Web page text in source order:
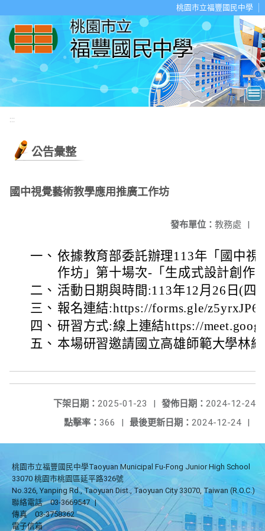
桃園市立福豐國民中學
:::
公告彙整
國中視覺藝術教學應用推廣工作坊
發布單位： 教務處 |
一、 依據教育部委託辦理113年「國中視
作坊」第十場次-「生成式設計創作
二、 活動日期與時間:113年12月26日(四
三、 報名連結:https://forms.gle/
四、 研習方式:線上連結https://
五、 本場研習邀請國立高雄師範大學林
發佈日期： 2024-12-24
下架日期： 2025-01-23
|
最後更新日期： 2024-12-24 |
點擊率： 366 |
桃園市立福豐國民中學Taoyuan Municipal Fu-Fong Junior High School
33070 桃園市桃園區延平路326號
No.326, Yanping Rd., Taoyuan Dist., Taoyuan City 33070, Taiwan (R.O.C.)
聯絡電話
03-3669547 |
傳真
03-3758362
電子信箱